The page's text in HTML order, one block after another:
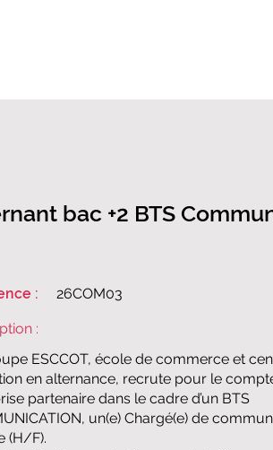
bac +2 BTS
: ​​26COM03​
:
ESCCOT, école de commerce et
en alternance, recrute pour le
partenaire dans le cadre d’un BTS
un(e) Chargé(e) de
(H/F).